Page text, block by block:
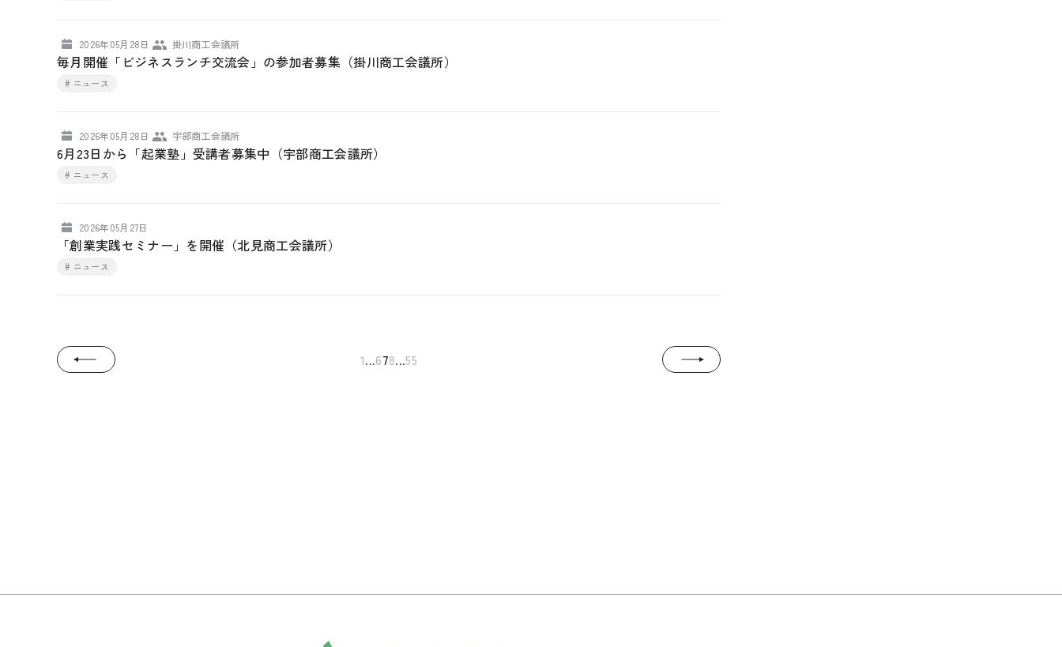
2026年05月28日 掛川商工会議所
毎月開催「ビジネスランチ交流会」の参加者募集（掛川商工会議所）
# ニュース
2026年05月28日 宇部商工会議所
6月23日から「起業塾」受講者募集中（宇部商工会議所）
# ニュース
2026年05月27日
「創業実践セミナー」を開催（北見商工会議所）
# ニュース
1...678...55